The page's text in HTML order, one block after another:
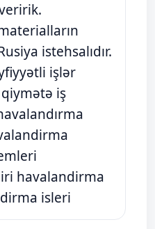
istehsalıdır.
işlər
iş
havalandirma
isleri